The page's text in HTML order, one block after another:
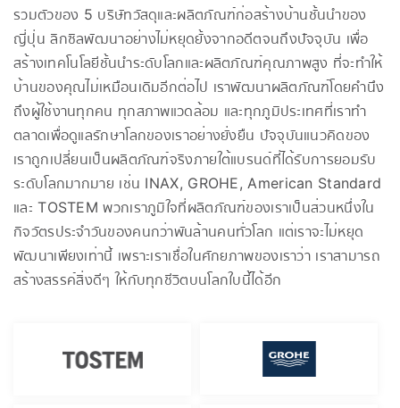
รวมตัวของ 5 บริษัทวัสดุและผลิตภัณฑ์ก่อสร้างบ้านชั้นนำของ
ญี่ปุ่น ลิกซิลพัฒนาอย่างไม่หยุดยั้งจากอดีตจนถึงปัจจุบัน เพื่อ
สร้างเทคโนโลยีชั้นนำระดับโลกและผลิตภัณฑ์คุณภาพสูง ที่จะทำให้
บ้านของคุณไม่เหมือนเดิมอีกต่อไป เราพัฒนาผลิตภัณฑ์โดยคำนึง
ถึงผู้ใช้งานทุกคน ทุกสภาพแวดล้อม และทุกภูมิประเทศที่เราทำ
ตลาดเพื่อดูแลรักษาโลกของเราอย่างยั่งยืน ปัจจุบันแนวคิดของ
เราถูกเปลี่ยนเป็นผลิตภัณฑ์จริงภายใต้แบรนด์ที่ได้รับการยอมรับ
ระดับโลกมากมาย เช่น INAX, GROHE, American Standard
และ TOSTEM พวกเราภูมิใจที่ผลิตภัณฑ์ของเราเป็นส่วนหนึ่งใน
กิจวัตรประจำวันของคนกว่าพันล้านคนทั่วโลก แต่เราจะไม่หยุด
พัฒนาเพียงเท่านี้ เพราะเราเชื่อในศักยภาพของเราว่า เราสามารถ
สร้างสรรค์สิ่งดีๆ ให้กับทุกชีวิตบนโลกใบนี้ได้อีก